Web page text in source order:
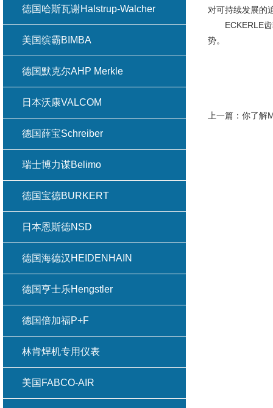
对可持续发展的
ECKERLE齿
势。
上一篇： 你了解
德国哈斯瓦谢Halstrup-Walcher
美国缤霸BIMBA
德国默克尔AHP Merkle
日本沃康VALCOM
德国薛宝Schreiber
瑞士博力谋Belimo
德国宝德BURKERT
日本恩斯德NSD
德国海德汉HEIDENHAIN
德国亨士乐Hengstler
德国倍加福P+F
林肯焊机专用仪表
美国FABCO-AIR